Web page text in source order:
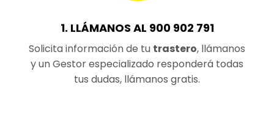
1. LLÁMANOS AL 900 902 791
Solicita información de tu trastero, llámanos
y un Gestor especializado responderá todas
tus dudas, llámanos gratis.